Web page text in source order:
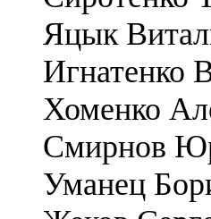
Яцык
Игнатенко
Хоменко
Смирнов
Уманец